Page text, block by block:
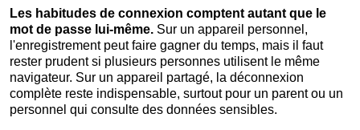
Les habitudes de connexion comptent autant que le
mot de passe lui-même. Sur un appareil personnel,
l'enregistrement peut faire gagner du temps, mais il faut
rester prudent si plusieurs personnes utilisent le même
navigateur. Sur un appareil partagé, la déconnexion
complète reste indispensable, surtout pour un parent ou un
personnel qui consulte des données sensibles.